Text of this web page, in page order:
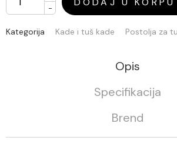
-
Kategorija Kade i tuš kade Postolja za
Opis
Specifikacija
Brend